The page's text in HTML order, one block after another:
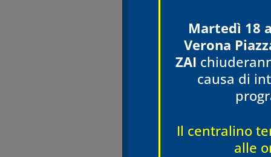
Martedì 18
Verona
ZAI
causa di
Il centralino
alle